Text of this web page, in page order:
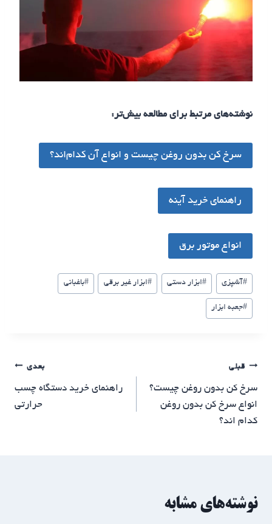
نوشته‌های مرتبط برای مطالعه بیش‌تر:
سرخ کن بدون روغن چیست و انواع آن کدام‌اند؟
راهنمای خرید آینه
انواع موتور برق
برچسب‌های
نوشته:
#آشپزی #ابزار دستی #ابزار غیر برقی #باغبانی
#جعبه ابزار
راهبری
نوشته
قبلی
سرخ کن بدون روغن چیست؟
انواع سرخ کن بدون روغن
کدام اند؟
بعدی
راهنمای خرید دستگاه چسب
حرارتی
نوشته‌های مشابه